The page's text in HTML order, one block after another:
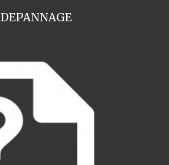
DEPANNAGE